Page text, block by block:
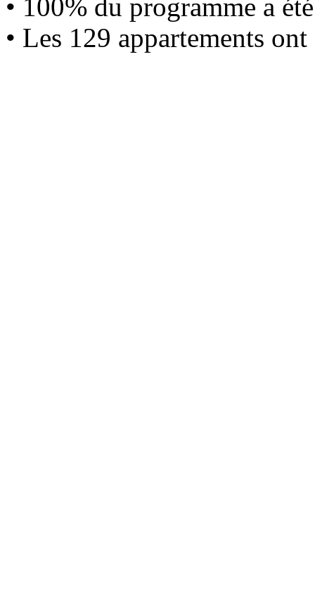
• 100% du programme a
• Les 129 appartements